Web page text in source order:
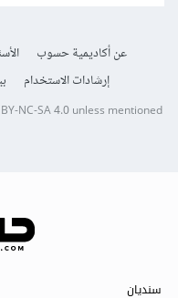
عن أكاديمية حسوب
إرشادات الاستخدام
NC-SA 4.0unless mentioned